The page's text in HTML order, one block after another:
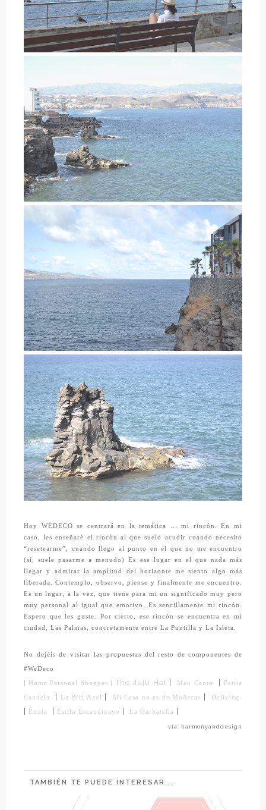
Hoy WEDECO se centrará en la temática ... mi rincón. En mi
caso, les enseñaré el rincón al que suelo acudir cuando necesito
“resetearme”, cuando llego al punto en el que no me encuentro
(sí, suele pasarme a menudo) Es ese lugar en el que nada más
llegar y admirar la amplitud del horizonte me siento algo más
liberada. Contemplo, observo, pienso y finalmente me encuentro.
Es un lugar, a la vez, que tiene para mi un significado muy pero
muy personal al igual que emotivo. Es sencillamente mi rincón.
Espero que les guste. Por cierto, ese rincón se encuentra en mi
ciudad, Las Palmas, concretamente entre La Puntilla y La Isleta.
No dejéis de visitar las propuestas del resto de componentes de
#WeDeco
Home Personal Shopper The Juju Hat | Meu Canto | Petite
Candela | La Bici Azul | Mi Casa no es de Muñecas | Deliving
| Énola | Estilo Escandinavo | La Garbatella |
vía: harmonyanddesign
TAMBIÉN TE PUEDE INTERESAR...